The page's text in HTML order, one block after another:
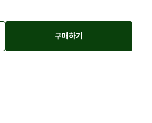
구매하기